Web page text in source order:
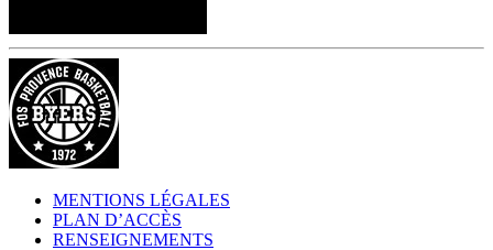
MENTIONS LÉGALES
PLAN D’ACCÈS
RENSEIGNEMENTS